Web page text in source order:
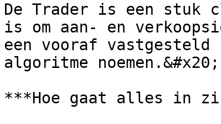
De Trader is een stuk
is om aan- en
een vooraf vastgesteld
algoritme noemen.&#x20;
***Hoe gaat alles in